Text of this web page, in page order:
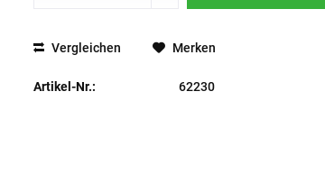
Vergleichen Merken
Artikel-Nr.: 62230